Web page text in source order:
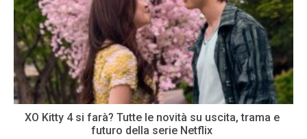
XO Kitty 4 si farà? Tutte le novità su uscita, trama e
futuro della serie Netflix